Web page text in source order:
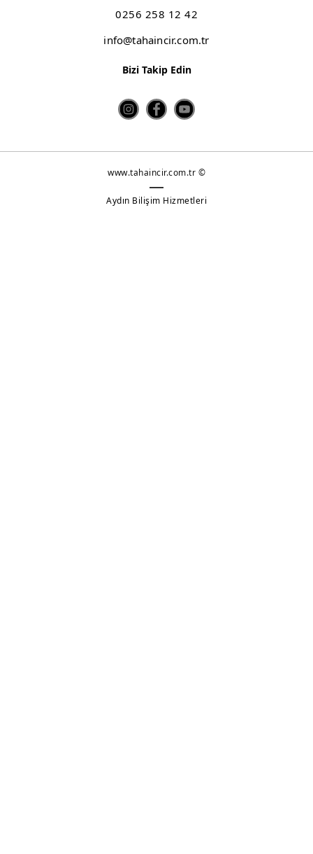
0256 258 12 42
info@tahaincir.com.tr
Bizi Takip Edin
www.tahaincir.com.tr ©
Aydın Bilişim Hizmetleri